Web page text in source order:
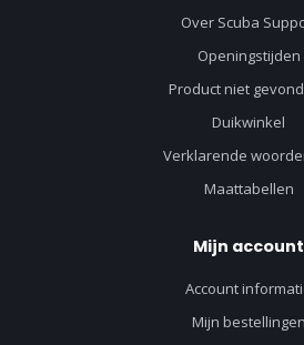
Over Scuba
Openingstijden
Product niet
Duikwinkel
Verklarende
Maattabellen
Mijn account
Account
Mijn bestellingen